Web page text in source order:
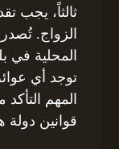
ثالثاً، يجب
الزواج.
المحلية في
توجد أي
المهم
قوانين دولة